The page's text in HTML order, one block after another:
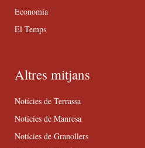
Economia
El Temps
Altres mitjans
Notícies de Terrassa
Notícies de Manresa
Notícies de Granollers